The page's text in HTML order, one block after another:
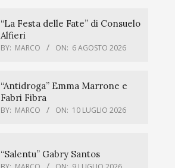
“La Festa delle Fate” di Consuelo
Alfieri
BY: MARCO ON: 6 AGOSTO 2026
“Antidroga” Emma Marrone e
Fabri Fibra
BY: MARCO ON: 10 LUGLIO 2026
“Salentu” Gabry Santos